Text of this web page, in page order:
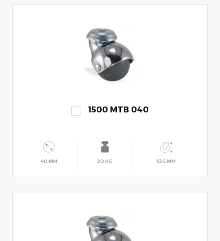
1500 MTB 040
40 MM 20 KG 52.5 MM